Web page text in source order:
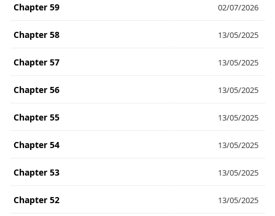
Chapter 59 02/07/2026
Chapter 58 13/05/2025
Chapter 57 13/05/2025
Chapter 56 13/05/2025
Chapter 55 13/05/2025
Chapter 54 13/05/2025
Chapter 53 13/05/2025
Chapter 52 13/05/2025